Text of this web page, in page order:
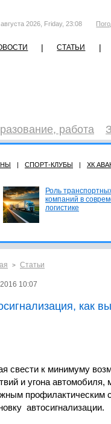
2026, Friday, 23:08
| СТАТЬИ |
работа
| СПОРТ-КЛУБЫ | ХК
Роль
компаний в
логистике
> Статьи
10:07
как
свести к минимуму
и угона автомобиля,
профилактическим
автосигнализации.